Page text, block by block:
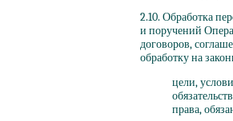
2.10. Обработка
и поручений
договоров,
обработку на
цели,
права,